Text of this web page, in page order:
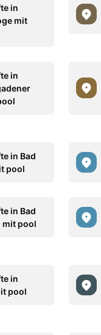
in
mit
in
in Bad
pool
in Bad
mit pool
in
pool